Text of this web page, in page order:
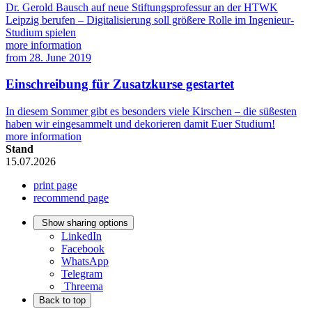
Dr. Gerold Bausch auf neue Stiftungsprofessur an der HTWK
Leipzig berufen – Digitalisierung soll größere Rolle im Ingenieur-
Studium spielen
more information
from 28. June 2019
Einschreibung für Zusatzkurse gestartet
In diesem Sommer gibt es besonders viele Kirschen – die süßesten
haben wir eingesammelt und dekorieren damit Euer Studium!
more information
Stand
15.07.2026
print page
recommend page
Show sharing options
LinkedIn
Facebook
WhatsApp
Telegram
Threema
Back to top